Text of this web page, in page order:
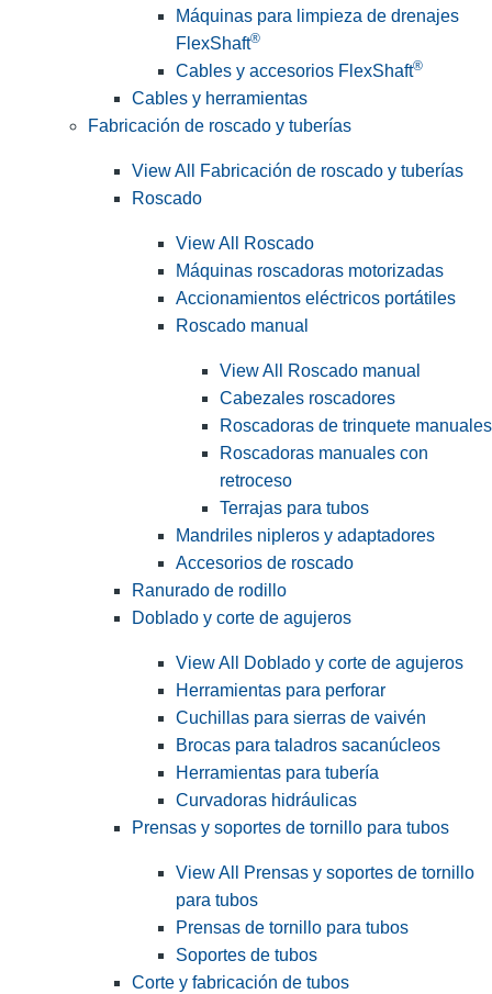
Máquinas para limpieza de drenajes
FlexShaft®
Cables y accesorios FlexShaft®
Cables y herramientas
Fabricación de roscado y tuberías
View All Fabricación de roscado y tuberías
Roscado
View All Roscado
Máquinas roscadoras motorizadas
Accionamientos eléctricos portátiles
Roscado manual
View All Roscado manual
Cabezales roscadores
Roscadoras de trinquete manuales
Roscadoras manuales con
retroceso
Terrajas para tubos
Mandriles nipleros y adaptadores
Accesorios de roscado
Ranurado de rodillo
Doblado y corte de agujeros
View All Doblado y corte de agujeros
Herramientas para perforar
Cuchillas para sierras de vaivén
Brocas para taladros sacanúcleos
Herramientas para tubería
Curvadoras hidráulicas
Prensas y soportes de tornillo para tubos
View All Prensas y soportes de tornillo
para tubos
Prensas de tornillo para tubos
Soportes de tubos
Corte y fabricación de tubos